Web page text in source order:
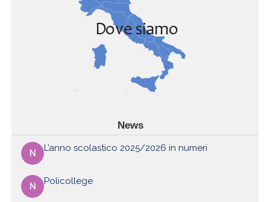
News
N L’anno scolastico 2025/2026 in numeri
N Policollege